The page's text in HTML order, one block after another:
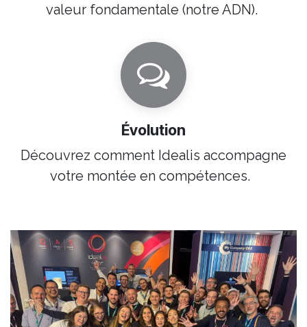
valeur fondamentale (notre ADN).
Évolution
Découvrez comment Idealis accompagne
votre montée en compétences.